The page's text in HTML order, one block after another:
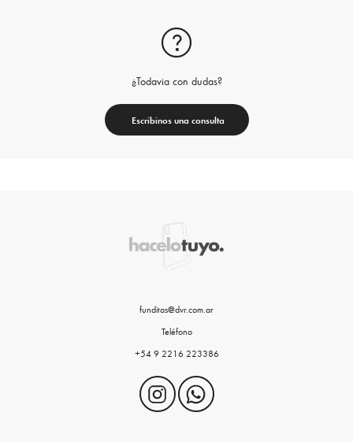
¿Todavia con dudas?
Escribinos una consulta
funditas@dvr.com.ar
Teléfono
+54 9 2216 223386